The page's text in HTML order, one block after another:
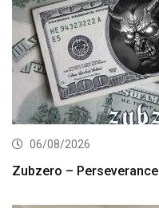
06/08/2026
Zubzero – Perseverance